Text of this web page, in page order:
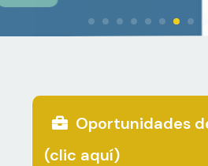
Oportunidades
(clic aquí)